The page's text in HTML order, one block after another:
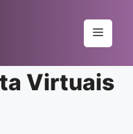
Menu
Virtuais